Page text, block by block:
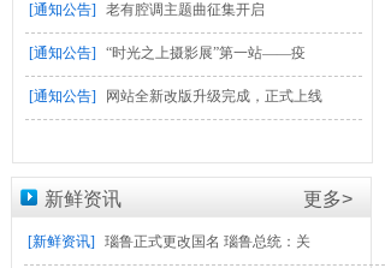
[通知公告] 老有腔调主题曲征集开启
[通知公告] “时光之上摄影展”第一站——疫
[通知公告] 网站全新改版升级完成，正式上线
新鲜资讯 更多>
[新鲜资讯] 瑙鲁正式更改国名 瑙鲁总统：关